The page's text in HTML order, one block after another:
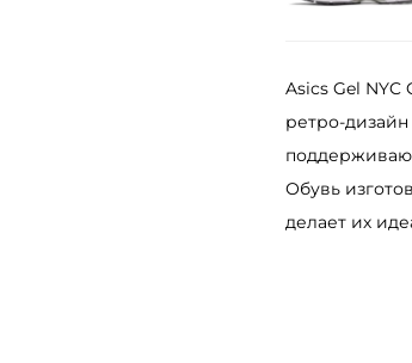
р
о
с
с
о
Asics Gel
ретро-
Обувь
делает их